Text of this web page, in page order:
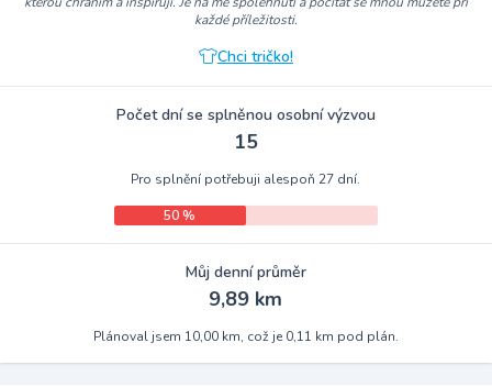
každé příležitosti.
Chci tričko!
Počet dní se splněnou osobní výzvou
15
Pro splnění potřebuji alespoň 27 dní.
50 %
Můj denní průměr
9,89 km
Plánoval jsem 10,00 km, což je 0,11 km pod plán.